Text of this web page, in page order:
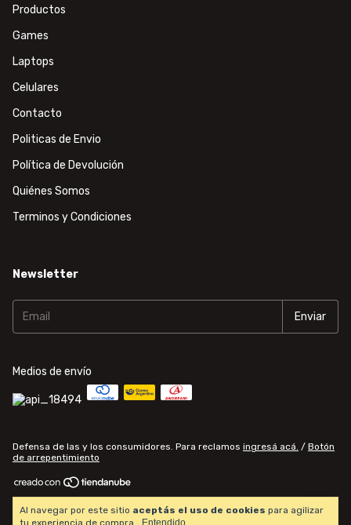
Al navegar por este sitio aceptás el uso de cookies para agilizar
tu experiencia de compra.
Entendido
Productos
Games
Laptops
Celulares
Contacto
Politicas de Envio
Política de Devolución
Quiénes Somos
Terminos y Condiciones
Newsletter
Medios de envío
Defensa de las y los consumidores. Para reclamos ingresá acá. / Botón
de arrepentimiento
derechos reservados.